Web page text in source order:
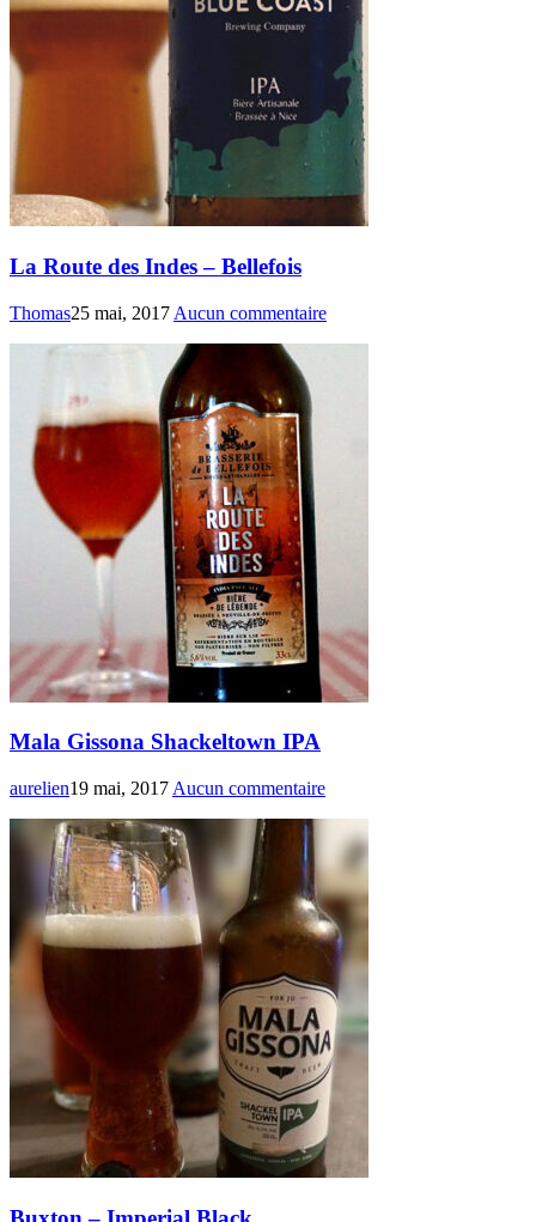
La Route des Indes – Bellefois
Thomas25 mai, 2017 Aucun commentaire
Mala Gissona Shackeltown IPA
aurelien19 mai, 2017 Aucun commentaire